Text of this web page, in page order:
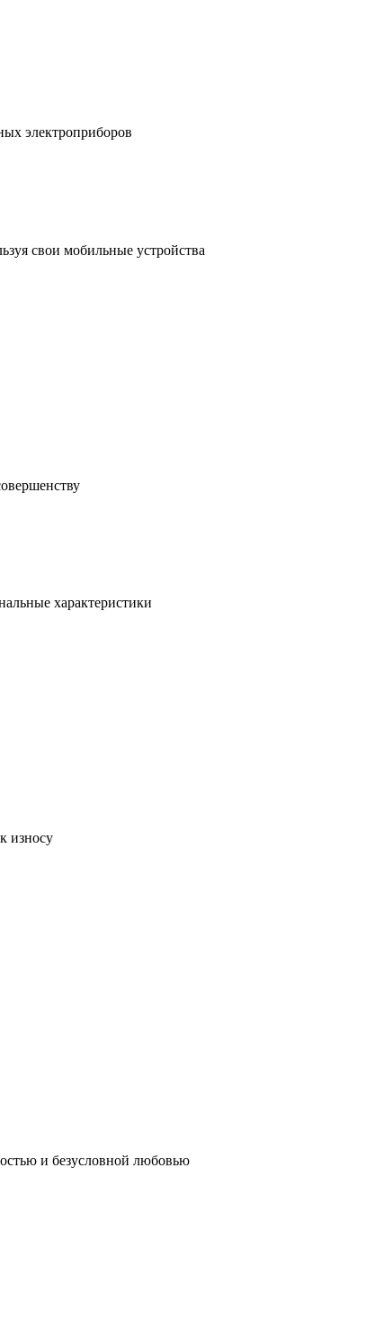
электроприборов
свои мобильные устройства
характеристики
износу
и безусловной любовью